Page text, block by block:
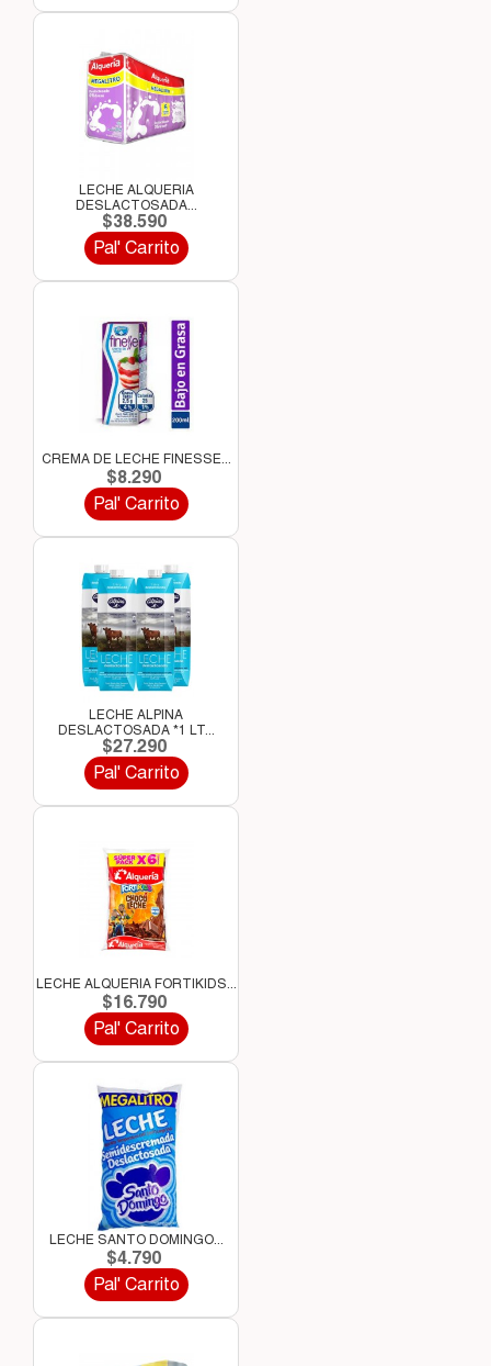
LECHE ALQUERIA
DESLACTOSADA...
$38.590
Pal' Carrito
CREMA DE LECHE FINESSE...
$8.290
Pal' Carrito
LECHE ALPINA
DESLACTOSADA *1 LT...
$27.290
Pal' Carrito
LECHE ALQUERIA FORTIKIDS...
$16.790
Pal' Carrito
LECHE SANTO DOMINGO...
$4.790
Pal' Carrito